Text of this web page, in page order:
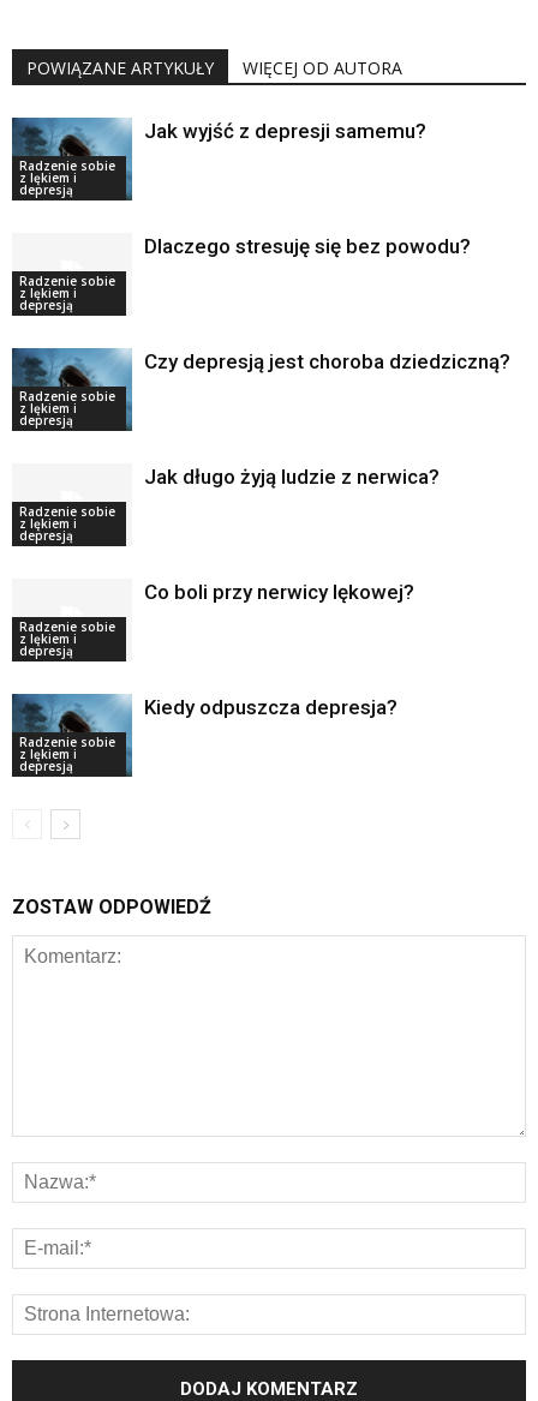
POWIĄZANE ARTYKUŁY WIĘCEJ OD AUTORA
Radzenie sobie
z lękiem i
depresją
Jak wyjść z depresji samemu?
Radzenie sobie
z lękiem i
depresją
Dlaczego stresuję się bez powodu?
Radzenie sobie
z lękiem i
depresją
Czy depresją jest choroba dziedziczną?
Radzenie sobie
z lękiem i
depresją
Jak długo żyją ludzie z nerwica?
Radzenie sobie
z lękiem i
depresją
Co boli przy nerwicy lękowej?
Radzenie sobie
z lękiem i
depresją
Kiedy odpuszcza depresja?
ZOSTAW ODPOWIEDŹ